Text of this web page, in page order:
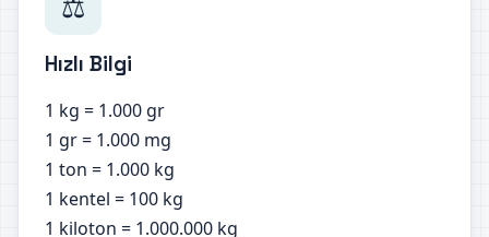
Hızlı Bilgi
1 kg = 1.000 gr
1 gr = 1.000 mg
1 ton = 1.000 kg
1 kentel = 100 kg
1 kiloton = 1.000.000 kg